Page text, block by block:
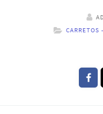
CARRETOS